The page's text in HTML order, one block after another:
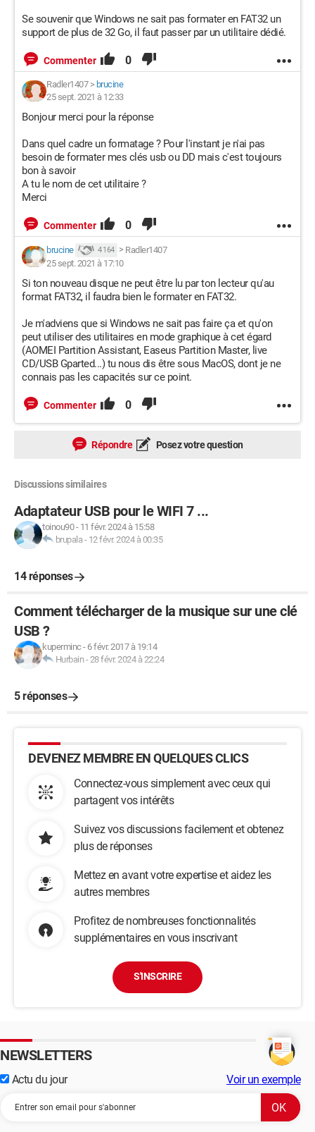
Se souvenir que Windows ne sait pas formater en FAT32 un
support de plus de 32 Go, il faut passer par un utilitaire dédié.
Commenter 0
Radler1407> brucine
25 sept. 2021 à 12:33
Bonjour merci pour la réponse
Dans quel cadre un formatage ? Pour l'instant je n'ai pas
besoin de formater mes clés usb ou DD mais c'est toujours
bon à savoir
A tu le nom de cet utilitaire ?
Merci
Commenter 0
brucine 4 164 > Radler1407
25 sept. 2021 à 17:10
Si ton nouveau disque ne peut être lu par ton lecteur qu'au
format FAT32, il faudra bien le formater en FAT32.
Je m'adviens que si Windows ne sait pas faire ça et qu'on
peut utiliser des utilitaires en mode graphique à cet égard
(AOMEI Partition Assistant, Easeus Partition Master, live
CD/USB Gparted...) tu nous dis être sous MacOS, dont je ne
connais pas les capacités sur ce point.
Commenter 0
Répondre Posez votre question
Discussions similaires
Adaptateur USB pour le WIFI 7 ...
toinou90- 11 févr. 2024 à 15:58
brupala - 12 févr. 2024 à 00:35
14 réponses
Comment télécharger de la musique sur une clé
USB ?
kuperminc - 6 févr. 2017 à 19:14
Hurbain-28 févr. 2024 à 22:24
5 réponses
DEVENEZ MEMBRE EN QUELQUES CLICS
Connectez-vous simplement avec ceux qui
partagent vos intérêts
Suivez vos discussions facilement et obtenez
plus de réponses
Mettez en avant votre expertise et aidez les
autres membres
Profitez de nombreuses fonctionnalités
supplémentaires en vous inscrivant
S'INSCRIRE
NEWSLETTERS
Actu du jour Voir un exemple